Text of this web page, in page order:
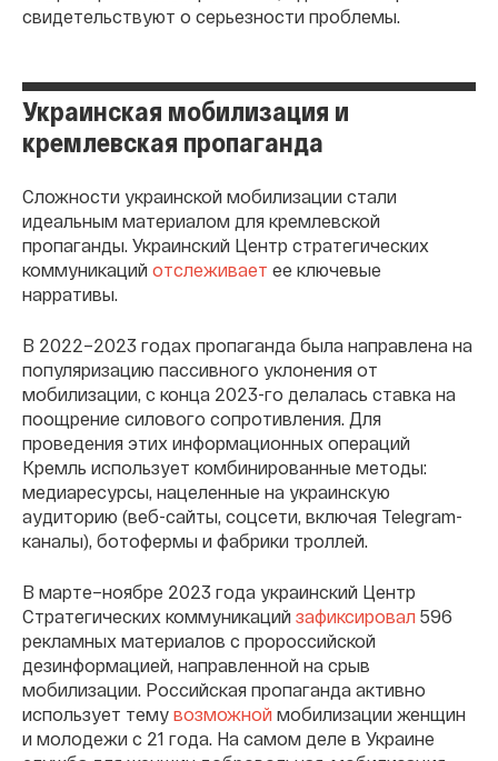
свидетельствуют о серьезности проблемы.
Украинская мобилизация и
кремлевская пропаганда
Сложности украинской мобилизации стали
идеальным материалом для кремлевской
пропаганды. Украинский Центр стратегических
коммуникаций отслеживает ее ключевые
нарративы.
В 2022–2023 годах пропаганда была направлена на
популяризацию пассивного уклонения от
мобилизации, с конца 2023-го делалась ставка на
поощрение силового сопротивления. Для
проведения этих информационных операций
Кремль использует комбинированные методы:
медиаресурсы, нацеленные на украинскую
аудиторию (веб-сайты, соцсети, включая Telegram-
каналы), ботофермы и фабрики троллей.
В марте–ноябре 2023 года украинский Центр
Стратегических коммуникаций зафиксировал 596
рекламных материалов с пророссийской
дезинформацией, направленной на срыв
мобилизации. Российская пропаганда активно
использует тему возможной мобилизации женщин
и молодежи с 21 года. На самом деле в Украине